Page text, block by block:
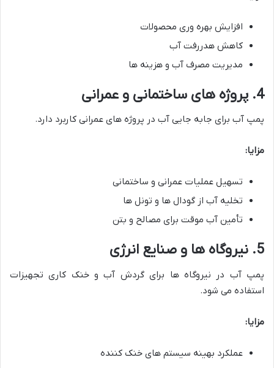
افزایش بهره وری محصولات
کاهش هدررفت آب
مدیریت مصرف آب و هزینه ها
4. پروژه های ساختمانی و عمرانی
پمپ آب برای جابه جایی آب در پروژه های عمرانی کاربرد دارد.
مزایا:
تسهیل عملیات عمرانی و ساختمانی
تخلیه آب از گودال ها و تونل ها
تأمین آب موقت برای مصالح و بتن
5. نیروگاه ها و صنایع انرژی
پمپ آب در نیروگاه ها برای گردش آب و خنک کاری تجهیزات
استفاده می شود.
مزایا:
عملکرد بهینه سیستم های خنک کننده